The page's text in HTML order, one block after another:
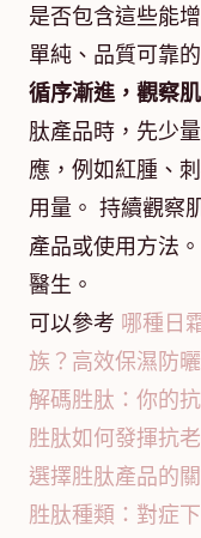
是否包含這些能
單純、品質可靠
循序漸進，觀察
肽產品時，先少
應，例如紅腫、
用量。 持續觀察
產品或使用方法
醫生。
可以參考 哪種日
族？高效保濕防
解碼胜肽：你的
胜肽如何發揮抗
選擇胜肽產品的
胜肽種類：對症